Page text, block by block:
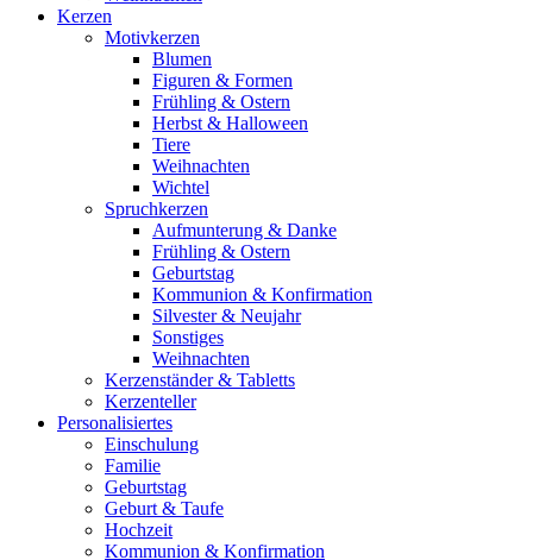
Kerzen
Motivkerzen
Blumen
Figuren & Formen
Frühling & Ostern
Herbst & Halloween
Tiere
Weihnachten
Wichtel
Spruchkerzen
Aufmunterung & Danke
Frühling & Ostern
Geburtstag
Kommunion & Konfirmation
Silvester & Neujahr
Sonstiges
Weihnachten
Kerzenständer & Tabletts
Kerzenteller
Personalisiertes
Einschulung
Familie
Geburtstag
Geburt & Taufe
Hochzeit
Kommunion & Konfirmation